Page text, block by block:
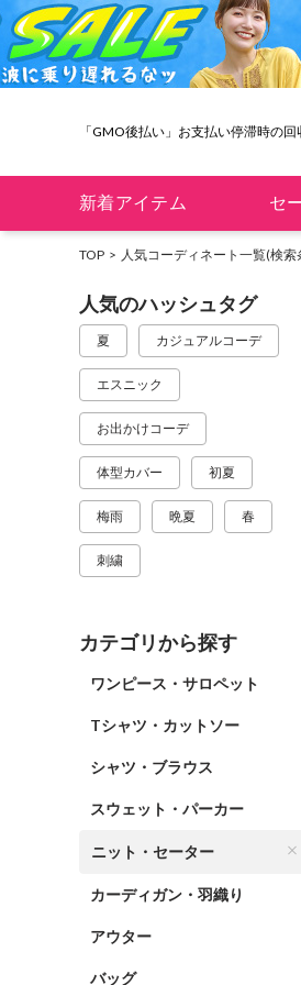
「GMO後払い」お支払い停滞時の
新着アイテム セ
TOP 人気コーディネート一覧(検索
人気のハッシュタグ
夏 カジュアルコーデ
エスニック
お出かけコーデ
体型カバー 初夏
梅雨 晩夏 春
刺繍
カテゴリから探す
ワンピース・サロペット
Tシャツ・カットソー
シャツ・ブラウス
スウェット・パーカー
ニット・セーター
カーディガン・羽織り
アウター
バッグ